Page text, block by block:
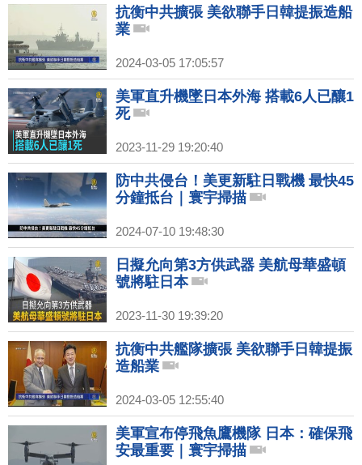
抗衡中共擴張 美欲聯手日韓提振造船
業
2024-03-05 17:05:57
美軍直升機墜日本外海 搭載6人已釀1
死
2023-11-29 19:20:40
防中共侵台！美更新駐日戰機 最快45
分鐘抵台｜寰宇掃描
2024-07-10 19:48:30
日擬允向第3方供武器 美航母華盛頓
號將駐日本
2023-11-30 19:39:20
抗衡中共艦隊擴張 美欲聯手日韓提振
造船業
2024-03-05 12:55:40
美軍宣布停飛魚鷹機隊 日本：確保飛
安最重要｜寰宇掃描